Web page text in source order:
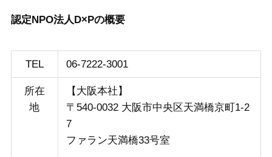
認定NPO法人D×Pの概要
TEL 06-7222-3001
所在
地
【大阪本社】
〒540-0032 大阪市中央区天満橋京町1-2
7
ファラン天満橋33号室